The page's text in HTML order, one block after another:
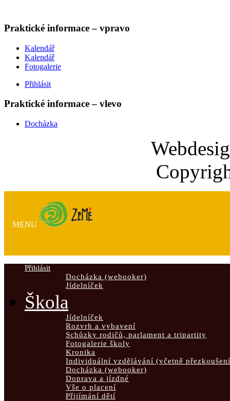
Praktické informace – vpravo
Kalendář
Kalendář
Fotogalerie
Přihlásit
Praktické informace – vlevo
Docházka
MENU
Přihlásit
Docházka (webooker)
Jídelníček
Škola
Jídelníček
Rozvrh a vybavení
Schůzky rodičů, parlament a tripartity
Fotogalerie školy
Kronika
Individuální vzdělávání (včetně
Docházka (webooker)
Doprava a jízdné
Vše o placení
Přijímání dětí